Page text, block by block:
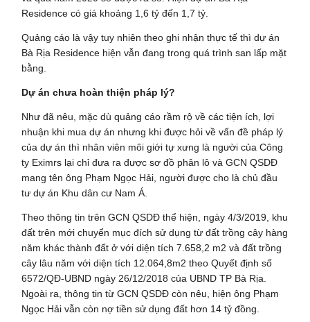
Residence có giá khoảng 1,6 tỷ đến 1,7 tỷ.
Quảng cáo là vậy tuy nhiên theo ghi nhận thực tế thì dự án
Bà Rịa Residence hiện vẫn đang trong quá trình san lấp mặt
bằng.
Dự án chưa hoàn thiện pháp lý?
Như đã nêu, mặc dù quảng cáo rầm rộ về các tiện ích, lợi
nhuận khi mua dự án nhưng khi được hỏi về vấn đề pháp lý
của dự án thì nhân viên môi giới tự xưng là người của Công
ty Eximrs lại chỉ đưa ra được sơ đồ phân lô và GCN QSDĐ
mang tên ông Phạm Ngọc Hải, người được cho là chủ đầu
tư dự án Khu dân cư Nam Á.
Theo thông tin trên GCN QSDĐ thể hiện, ngày 4/3/2019, khu
đất trên mới chuyển mục đích sử dụng từ đất trồng cây hàng
năm khác thành đất ở với diện tích 7.658,2 m2 và đất trồng
cây lâu năm với diện tích 12.064,8m2 theo Quyết định số
6572/QĐ-UBND ngày 26/12/2018 của UBND TP Bà Rịa.
Ngoài ra, thông tin từ GCN QSDĐ còn nêu, hiện ông Phạm
Ngọc Hải vẫn còn nợ tiền sử dụng đất hơn 14 tỷ đồng.